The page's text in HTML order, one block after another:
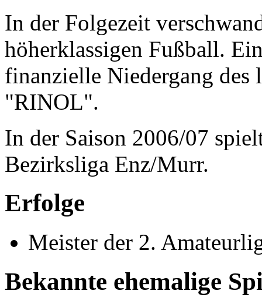
In der Folgezeit
höherklassigen Fußball.
finanzielle Niedergang des
"RINOL".
In der Saison 2006/07
Bezirksliga Enz/Murr.
Erfolge
Meister der 2.
Bekannte ehemalige